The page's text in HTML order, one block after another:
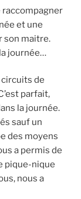
raccompagner
et une
son maitre.
journée…
circuits de
parfait,
la journée.
sauf un
des moyens
a permis de
pique-nique
nous a